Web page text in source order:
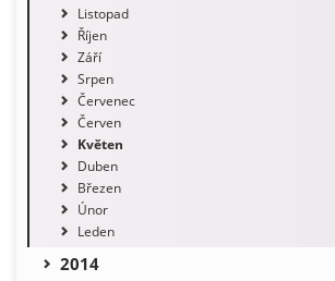
Listopad
Říjen
Září
Srpen
Červenec
Červen
Květen
Duben
Březen
Únor
Leden
2014